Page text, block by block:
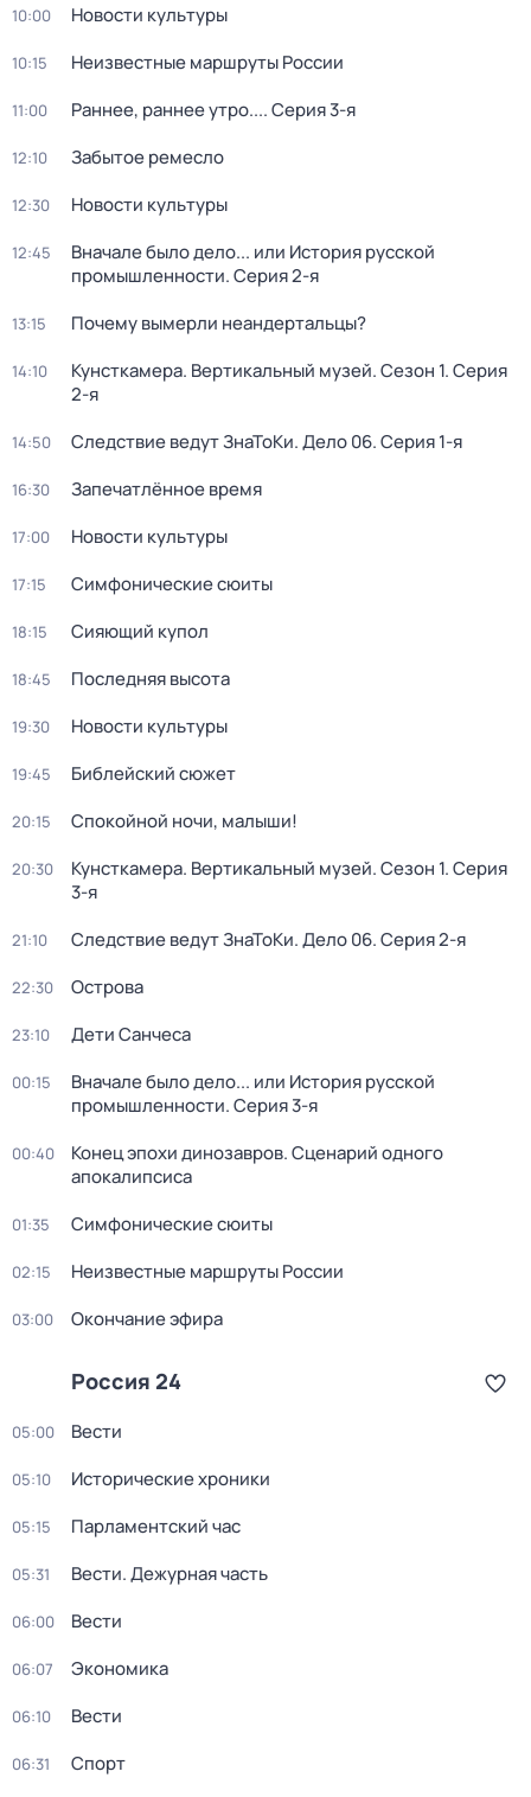
10:00 Новости культуры
10:15 Неизвестные маршруты России
11:00 Раннее, раннее утро.... Серия 3-я
12:10 Забытое ремесло
12:30 Новости культуры
12:45
Вначале было дело... или История русской
промышленности. Серия 2-я
13:15 Почему вымерли неандертальцы?
14:10 Кунсткамера. Вертикальный музей. Сезон 1. Серия
2-я
14:50 Следствие ведут ЗнаТоКи. Дело 06. Серия 1-я
16:30 Запечатлённое время
17:00 Новости культуры
17:15 Симфонические сюиты
18:15 Сияющий купол
18:45 Последняя высота
19:30 Новости культуры
19:45 Библейский сюжет
20:15 Спокойной ночи, малыши!
20:30 Кунсткамера. Вертикальный музей. Сезон 1. Серия
3-я
21:10 Следствие ведут ЗнаТоКи. Дело 06. Серия 2-я
22:30 Острова
23:10 Дети Санчеса
00:15
Вначале было дело... или История русской
промышленности. Серия 3-я
00:40
Конец эпохи динозавров. Сценарий одного
апокалипсиса
01:35 Симфонические сюиты
02:15 Неизвестные маршруты России
03:00 Окончание эфира
Россия 24
05:00 Вести
05:10 Исторические хроники
05:15 Парламентский час
05:31 Вести. Дежурная часть
06:00 Вести
06:07 Экономика
06:10 Вести
06:31 Спорт